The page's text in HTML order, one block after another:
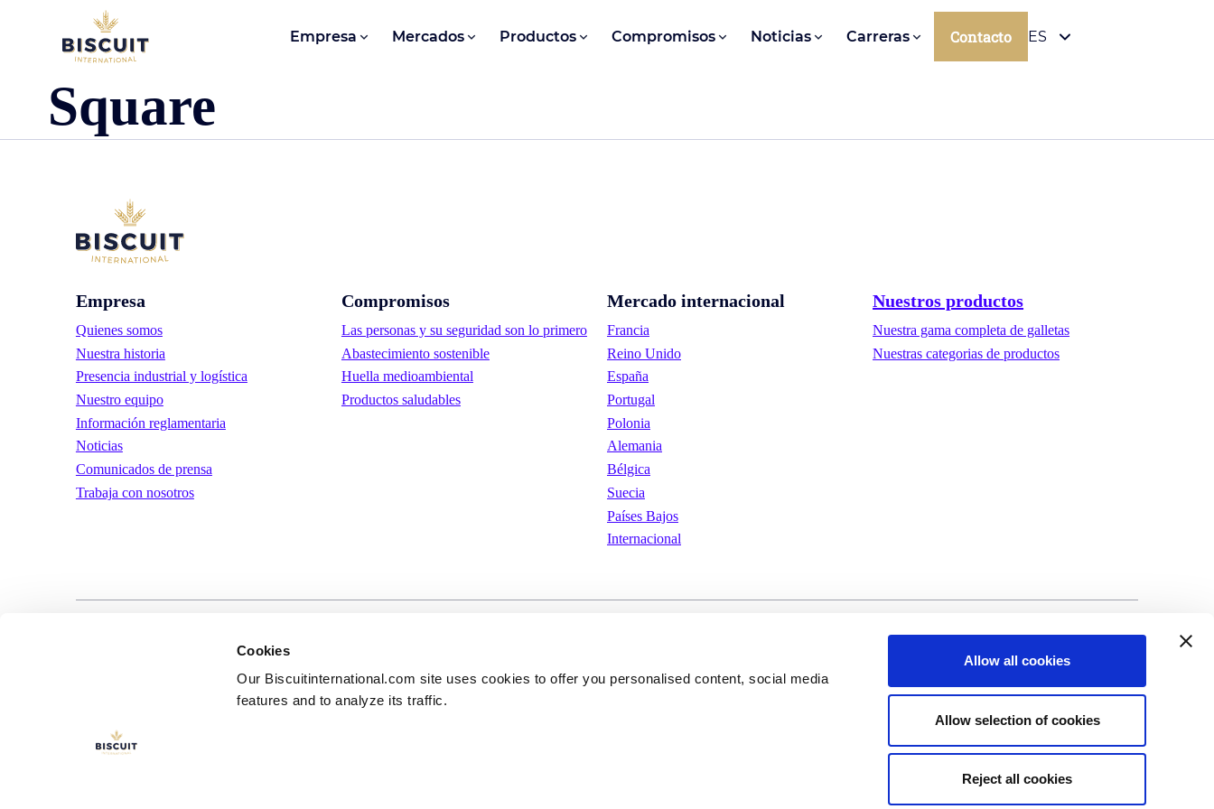
Cookies
Our Biscuitinternational.com site uses cookies to offer you personalised content, social media
features and to analyze its traffic.
Allow all cookies
Allow selection of cookies
Reject all cookies
Aller au contenu Empresa Mercados Productos Compromisos Noticias Carreras Contacto ES
Square
Empresa
Quienes somos
Nuestra historia
Presencia industrial y logística
Nuestro equipo
Información reglamentaria
Noticias
Comunicados de prensa
Trabaja con nosotros
Compromisos
Las personas y su seguridad son lo primero
Abastecimiento sostenible
Huella medioambiental
Productos saludables
Mercado internacional
Francia
Reino Unido
España
Portugal
Polonia
Alemania
Bélgica
Suecia
Países Bajos
Internacional
Nuestros productos
Nuestra gama completa de galletas
Nuestras categorias de productos
©Biscuit International 2023